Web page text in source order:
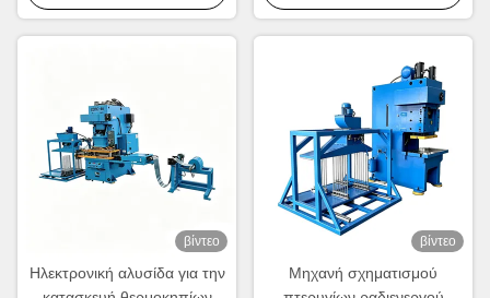
αλουμινίου υψηλής
ταχύτητας
βίντεο
Ηλεκτρονική αλυσίδα για την
βίντεο
Μηχανή σχηματισμού